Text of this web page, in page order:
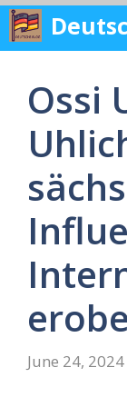
Skip
content
Ossi
June 24, 2024